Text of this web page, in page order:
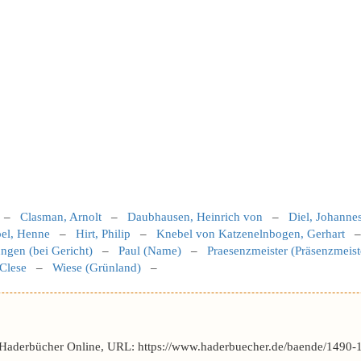
Clasman, Arnolt – Daubhausen, Heinrich von – Diel,
Henne – Hirt, Philip – Knebel von Katzenelnbogen, Gerhart
(bei Gericht) – Paul (Name) – Praesenzmeister
– Wiese (Grünland) –
Online, URL: https://www.haderbuecher.de/baende/